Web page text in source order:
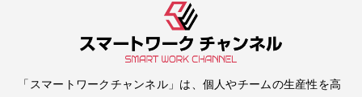
「スマートワークチャンネル」は、個人やチームの生産性を高